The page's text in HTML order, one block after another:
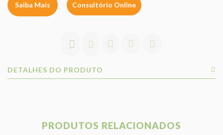
Saiba Mais Consultório Online
DETALHES DO PRODUTO
PRODUTOS RELACIONADOS